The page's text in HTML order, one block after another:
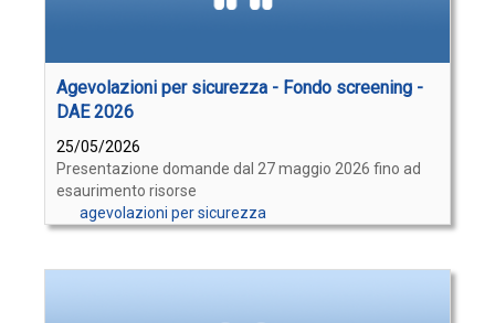
Agevolazioni per sicurezza - Fondo screening -
DAE 2026
25/05/2026
Presentazione domande dal 27 maggio 2026 fino ad
esaurimento risorse
agevolazioni per sicurezza